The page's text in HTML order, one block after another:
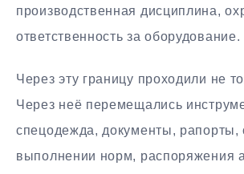
производственная дисциплина,
ответственность за оборудование.
Через эту границу проходили не
Через неё перемещались
спецодежда, документы, рапорты,
выполнении норм, распоряжения